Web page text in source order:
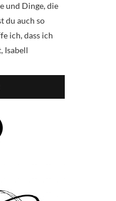
und Dinge, die
du auch so
ich, dass ich
Isabell